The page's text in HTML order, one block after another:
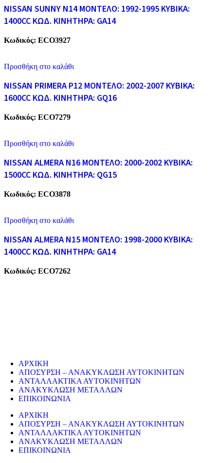
NISSAN SUNNY N14 ΜΟΝΤΕΛΟ: 1992-1995 ΚΥΒΙΚΑ:
1400CC ΚΩΔ. ΚΙΝΗΤΗΡΑ: GA14
Κωδικός: ECO3927
Προσθήκη στο καλάθι
NISSAN PRIMERA P12 ΜΟΝΤΕΛΟ: 2002-2007 ΚΥΒΙΚΑ:
1600CC ΚΩΔ. ΚΙΝΗΤΗΡΑ: GQ16
Κωδικός: ECO7279
Προσθήκη στο καλάθι
NISSAN ALMERA N16 ΜΟΝΤΕΛΟ: 2000-2002 ΚΥΒΙΚΑ:
1500CC ΚΩΔ. ΚΙΝΗΤΗΡΑ: QG15
Κωδικός: ECO3878
Προσθήκη στο καλάθι
NISSAN ALMERA N15 ΜΟΝΤΕΛΟ: 1998-2000 ΚΥΒΙΚΑ:
1400CC ΚΩΔ. ΚΙΝΗΤΗΡΑ: GA14
Κωδικός: ECO7262
ΑΡΧΙΚΗ
ΑΠΟΣΥΡΣΗ – ΑΝΑΚΥΚΛΩΣΗ ΑΥΤΟΚΙΝΗΤΩΝ
ΑΝΤΑΛΛΑΚΤΙΚΑ ΑΥΤΟΚΙΝΗΤΩΝ
ΑΝΑΚΥΚΛΩΣΗ ΜΕΤΑΛΛΩΝ
ΕΠΙΚΟΙΝΩΝΙΑ
ΑΡΧΙΚΗ
ΑΠΟΣΥΡΣΗ – ΑΝΑΚΥΚΛΩΣΗ ΑΥΤΟΚΙΝΗΤΩΝ
ΑΝΤΑΛΛΑΚΤΙΚΑ ΑΥΤΟΚΙΝΗΤΩΝ
ΑΝΑΚΥΚΛΩΣΗ ΜΕΤΑΛΛΩΝ
ΕΠΙΚΟΙΝΩΝΙΑ